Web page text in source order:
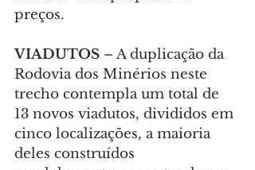
preços.
VIADUTOS – A duplicação da
Rodovia dos Minérios neste
trecho contempla um total de
13 novos viadutos, divididos em
cinco localizações, a maioria
deles construídos